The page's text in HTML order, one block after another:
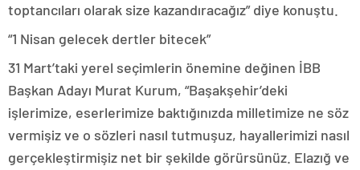
toptancıları olarak size kazandıracağız” diye konuştu.
“1 Nisan gelecek dertler bitecek”
31 Mart’taki yerel seçimlerin önemine değinen İBB
Başkan Adayı Murat Kurum, “Başakşehir’deki
işlerimize, eserlerimize baktığınızda milletimize ne söz
vermişiz ve o sözleri nasıl tutmuşuz, hayallerimizi nasıl
gerçekleştirmişiz net bir şekilde görürsünüz. Elazığ ve